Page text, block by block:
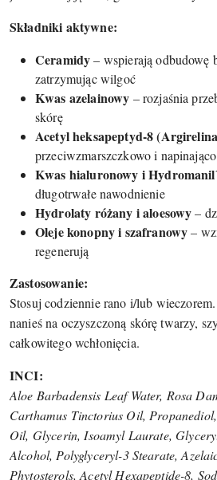
Składniki aktywne:
Ceramidy– wspierają odbudowę
zatrzymując wilgoć
Kwas azelainowy – rozjaśnia
skórę
Acetyl heksapeptyd-8
przeciwzmarszczkowo i napinająco
Kwas hialuronowy i
długotrwałe nawodnienie
Hydrolaty różany i aloesowy–
Oleje konopny i szafranowy–
regenerują
Zastosowanie:
Stosuj codziennie rano i/lub
nanieś na oczyszczoną skórę twarzy,
całkowitego wchłonięcia.
INCI:
Aloe Barbadensis Leaf Water, Rosa
Carthamus Tinctorius Oil,
Oil, Glycerin, Isoamyl Laurate,
Alcohol, Polyglyceryl-3 Stearate,
Phytosterols, Acetyl Hexapeptide-8,